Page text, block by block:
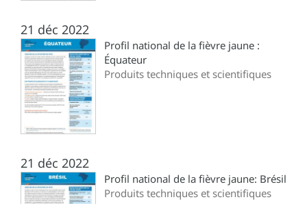
21 déc 2022
Profil national de la fièvre jaune :
Équateur
Produits techniques et scientifiques
21 déc 2022
Profil national de la fièvre jaune: Brésil
Produits techniques et scientifiques